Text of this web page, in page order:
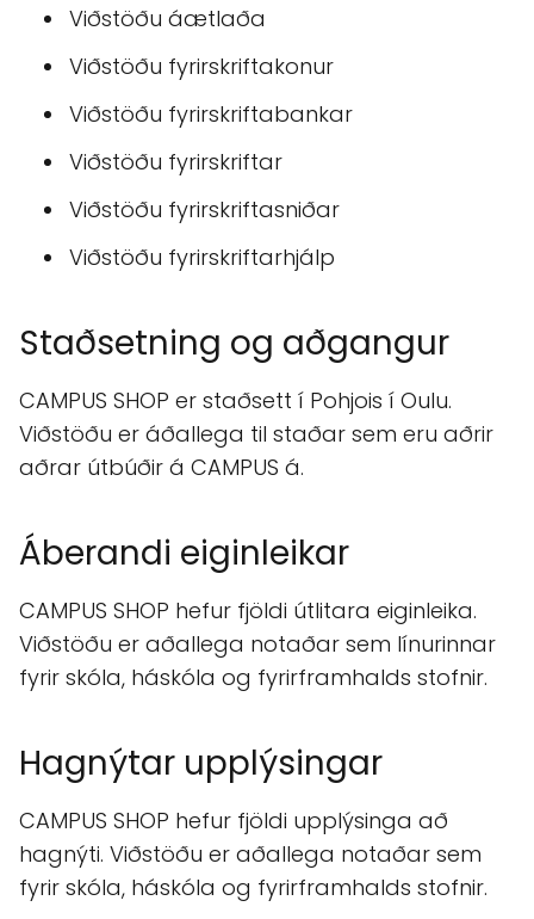
Viðstöðu áætlaða
Viðstöðu fyrirskriftakonur
Viðstöðu fyrirskriftabankar
Viðstöðu fyrirskriftar
Viðstöðu fyrirskriftasniðar
Viðstöðu fyrirskriftarhjálp
Staðsetning og aðgangur
CAMPUS SHOP er staðsett í Pohjois í Oulu.
Viðstöðu er áðallega til staðar sem eru aðrir
aðrar útbúðir á CAMPUS á.
Áberandi eiginleikar
CAMPUS SHOP hefur fjöldi útlitara eiginleika.
Viðstöðu er aðallega notaðar sem línurinnar
fyrir skóla, háskóla og fyrirframhalds stofnir.
Hagnýtar upplýsingar
CAMPUS SHOP hefur fjöldi upplýsinga að
hagnýti. Viðstöðu er aðallega notaðar sem
fyrir skóla, háskóla og fyrirframhalds stofnir.